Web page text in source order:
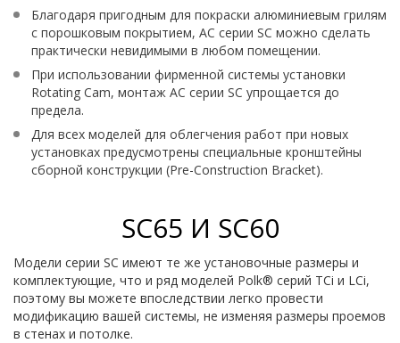
Благодаря пригодным для покраски алюминиевым грилям
с порошковым покрытием, АС серии SC можно сделать
практически невидимыми в любом помещении.
При использовании фирменной системы установки
Rotating Cam, монтаж АС серии SC упрощается до
предела.
Для всех моделей для облегчения работ при новых
установках предусмотрены специальные кронштейны
сборной конструкции (Pre-Construction Bracket).
SC65 И SC60
Модели серии SC имеют те же установочные размеры и
комплектующие, что и ряд моделей Polk® серий TCi и LCi,
поэтому вы можете впоследствии легко провести
модификацию вашей системы, не изменяя размеры проемов
в стенах и потолке.